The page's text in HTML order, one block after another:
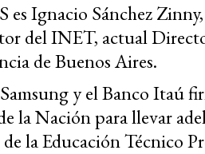
Ignacio Sánchez
del INET, actual
de Buenos Aires.
y el Banco Itaú
la Nación para llevar
la Educación Técnico